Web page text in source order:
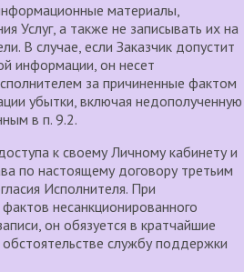
материалы,
Услуг, а также не записывать их на
В случае, если Заказчик допустит
информации, он несет
за причиненные фактом
убытки, включая недополученную
в п. 9.2.
к своему Личному кабинету и
по настоящему договору третьим
Исполнителя. При
несанкционированного
он обязуется в кратчайшие
службу поддержки